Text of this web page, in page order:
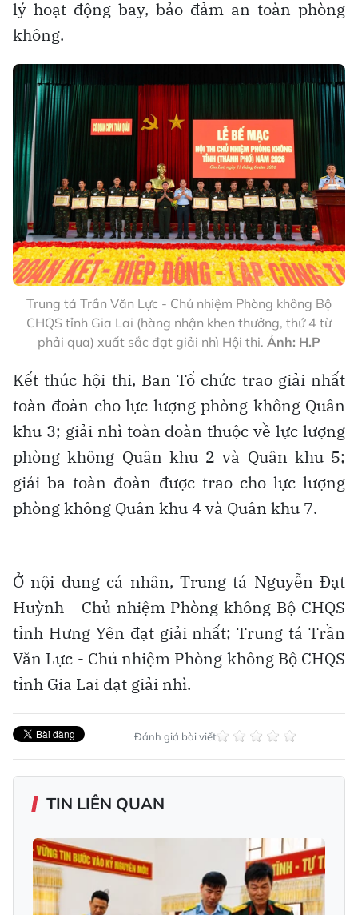
lý hoạt động bay, bảo đảm an toàn phòng
không.
Trung tá Trần Văn Lực - Chủ nhiệm Phòng không Bộ
CHQS tỉnh Gia Lai (hàng nhận khen thưởng, thứ 4 từ
phải qua) xuất sắc đạt giải nhì Hội thi. Ảnh: H.P
Kết thúc hội thi, Ban Tổ chức trao giải nhất
toàn đoàn cho lực lượng phòng không Quân
khu 3; giải nhì toàn đoàn thuộc về lực lượng
phòng không Quân khu 2 và Quân khu 5;
giải ba toàn đoàn được trao cho lực lượng
phòng không Quân khu 4 và Quân khu 7.
Ở nội dung cá nhân, Trung tá Nguyễn Đạt
Huỳnh - Chủ nhiệm Phòng không Bộ CHQS
tỉnh Hưng Yên đạt giải nhất; Trung tá Trần
Văn Lực - Chủ nhiệm Phòng không Bộ CHQS
tỉnh Gia Lai đạt giải nhì.
Đánh giá bài viết
TIN LIÊN QUAN